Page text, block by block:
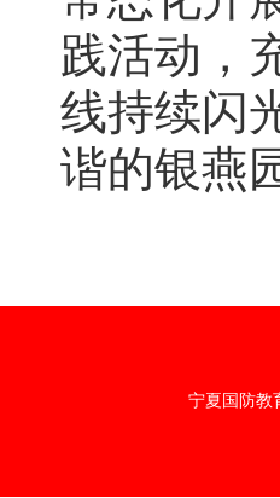
践活动，
线持续闪
谐的银燕
宁夏国防